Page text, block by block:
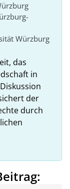
Würzburg
das
in
der
durch